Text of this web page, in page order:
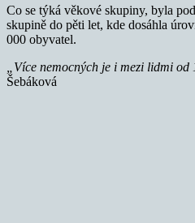
Co se týká věkové skupiny, byla
skupině do pěti let, kde dosáhla
000 obyvatel.
„Více nemocných je i mezi lidmi od
Šebáková